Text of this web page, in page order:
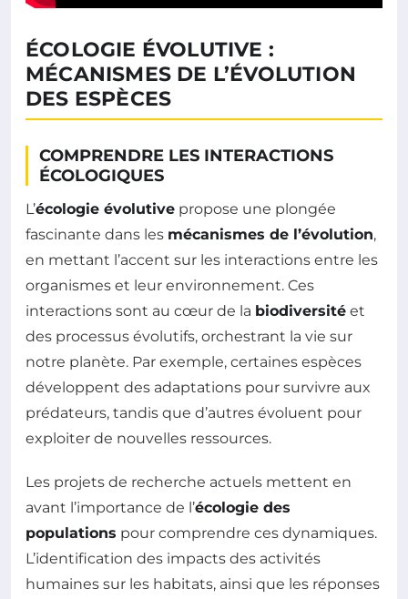
ÉCOLOGIE ÉVOLUTIVE :
MÉCANISMES DE L’ÉVOLUTION
DES ESPÈCES
COMPRENDRE LES INTERACTIONS
ÉCOLOGIQUES
L’écologie évolutive propose une plongée
fascinante dans les mécanismes de l’évolution,
en mettant l’accent sur les interactions entre les
organismes et leur environnement. Ces
interactions sont au cœur de la biodiversité et
des processus évolutifs, orchestrant la vie sur
notre planète. Par exemple, certaines espèces
développent des adaptations pour survivre aux
prédateurs, tandis que d’autres évoluent pour
exploiter de nouvelles ressources.
Les projets de recherche actuels mettent en
avant l’importance de l’écologie des
populations pour comprendre ces dynamiques.
L’identification des impacts des activités
humaines sur les habitats, ainsi que les réponses